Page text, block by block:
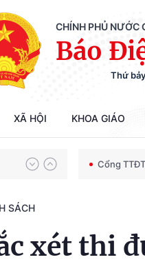
CHÍNH PHỦ NƯỚC
Báo
Thứ
XÃ HỘI KHOA GIÁO
Chiến dịch 500 ngày đêm tìm kiếm, quy tập và xác định danh tính hài cốt liệt sĩ
Cổng
SÁCH
xét thi